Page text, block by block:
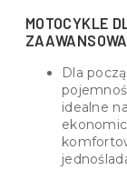
MOTOCYKLE
Dla
idealne